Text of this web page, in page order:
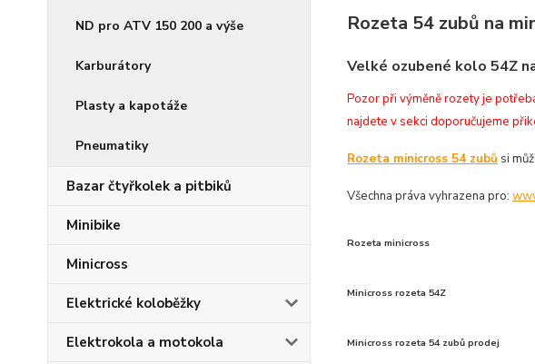
ND pro ATV 150 200 a výše
Karburátory
Plasty a kapotáže
Pneumatiky
Bazar čtyřkolek a pitbiků
Minibike
Minicross
Elektrické koloběžky
Elektrokola a motokola
Rozeta 54 zubů na
Velké ozubené kolo 54Z
Pozor při výměně rozety je
najdete v sekci doporučujeme
Rozeta minicross 54 zubů si
Všechna práva vyhrazena pro:
Rozeta minicross
Minicross rozeta 54Z
Minicross rozeta 54 zubů prodej